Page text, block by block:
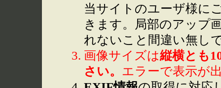
当サイトのユーザ様に
きます。局部のアップ
れないこと間違い無し
画像サイズは縦横とも
さい。 エラーで表示が